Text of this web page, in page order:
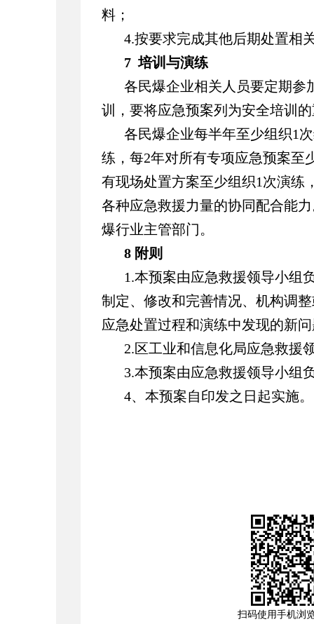
料；
4.按要求完成其他后期处置相
7 培训与演练
各民爆企业相关人员要定期参
训，要将应急预案列为安全培训
各民爆企业每半年至少组织1
练，每2年对所有专项应急预案至
有现场处置方案至少组织1次演练
各种应急救援力量的协同配合能
爆行业主管部门。
8 附则
1.本预案由应急救援领导小组
制定、修改和完善情况、机构调
应急处置过程和演练中发现的新
2.区工业和信息化局应急救援
3.本预案由应急救援领导小组
4、本预案自印发之日起实施。
扫码使用手机浏